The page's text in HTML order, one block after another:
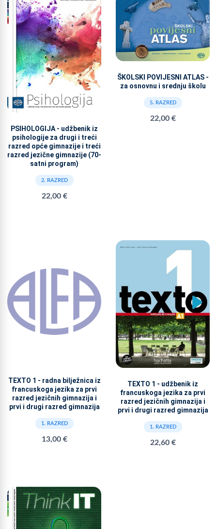
PSIHOLOGIJA - udžbenik iz
psihologije za drugi i treći
razred opće gimnazije i treći
razred jezične gimnazije (70-
satni program)
2. RAZRED
22,00 €
ŠKOLSKI POVIJESNI ATLAS -
za osnovnu i srednju školu
5. RAZRED
22,00 €
TEXTO 1 - radna bilježnica iz
francuskoga jezika za prvi
razred jezičnih gimnazija i
prvi i drugi razred gimnazija
1. RAZRED
13,00 €
TEXTO 1 - udžbenik iz
francuskoga jezika za prvi
razred jezičnih gimnazija i
prvi i drugi razred gimnazija
1. RAZRED
22,60 €